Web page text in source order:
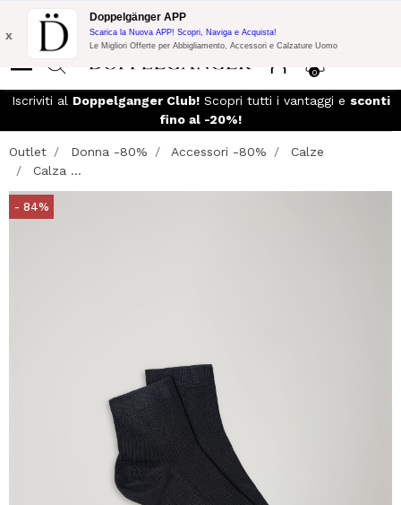
Promo Flash:
10% di Extra Sconto su 300€ di Acquisto con codice:
DOPPEL300
0
x
Doppelgänger APP
Scarica la Nuova APP! Scopri, Naviga e Acquista!
Le Migliori Offerte per Abbigliamento, Accessori e Calzature Uomo
Iscriviti al Doppelganger Club!Scopri tutti i vantaggi e sconti
fino al -20%!
Outlet Donna -80% Accessori -80%
Calze
Calza ...
- 84%